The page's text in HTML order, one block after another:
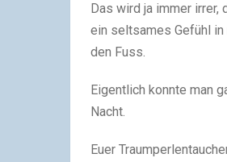
Das wird ja immer irrer,
ein seltsames Gefühl
den Fuss.
Eigentlich konnte man
Nacht.
Euer